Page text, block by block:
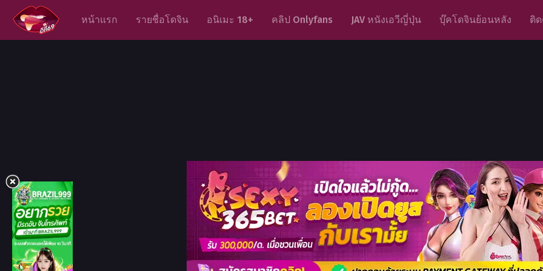
หน้าแรก รายชื่อโดจิน อนิเมะ 18+ คลิป Onlyfans JAV หนังเอวีญี่ปุ่น บุ๊คโดจินย้อนหลัง ติ